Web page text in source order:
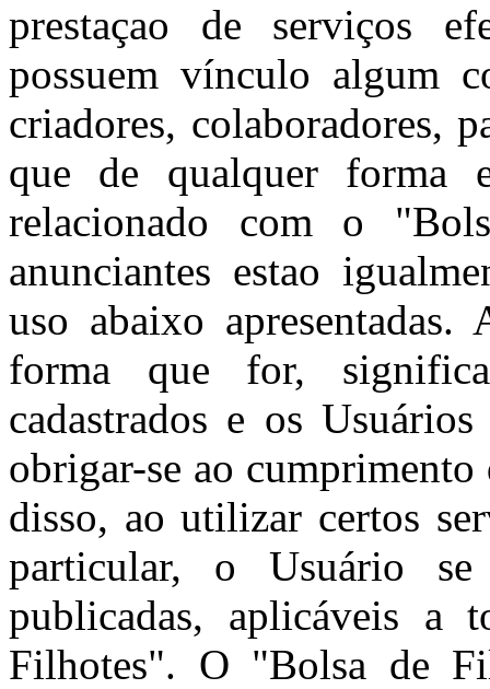
prestaçao de serviços
possuem vínculo algum
criadores, colaboradores,
que de qualquer forma
relacionado com o
anunciantes estao
uso abaixo
forma que for,
cadastrados e os
obrigar-se ao cumprimento
disso, ao utilizar certos
particular, o Usuário
publicadas, aplicáveis a
Filhotes". O "Bolsa de